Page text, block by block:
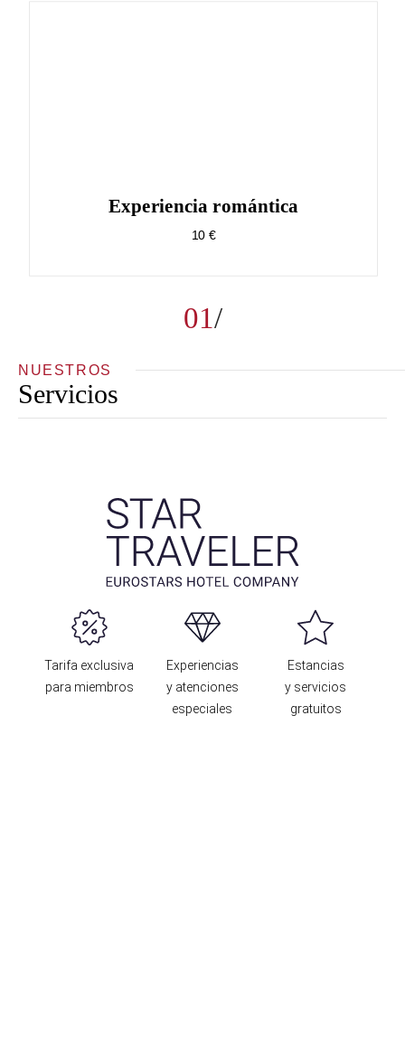
01
Experiencia romántica
10 €
NUESTROS
Servicios
Tarifa exclusiva
para miembros
Experiencias
y atenciones
especiales
Estancias
y servicios
gratuitos